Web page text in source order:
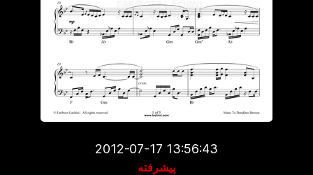
2012-07-17 13:56:43
پیشرفته